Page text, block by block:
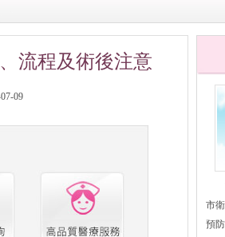
流程及術後注意
09
市
預